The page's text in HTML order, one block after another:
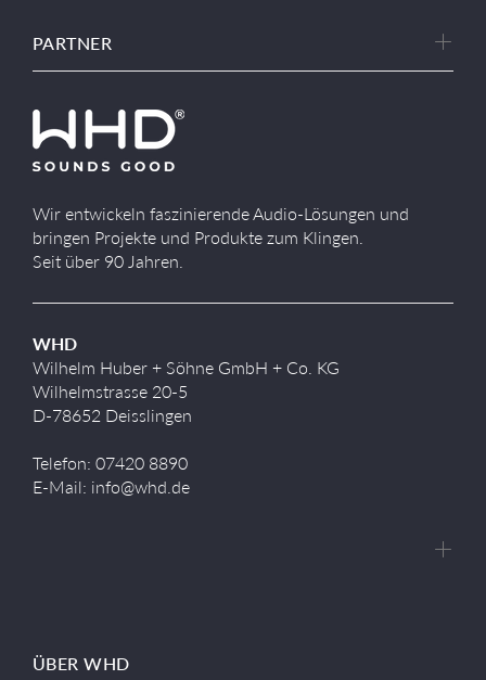
PARTNER
Wir entwickeln faszinierende Audio-Lösungen und
bringen Projekte und Produkte zum Klingen.
Seit über 90 Jahren.
WHD
Wilhelm Huber + Söhne GmbH + Co. KG
Wilhelmstrasse 20-5
D-78652 Deisslingen
Telefon: 07420 8890
E-Mail: info@whd.de
ÜBER WHD